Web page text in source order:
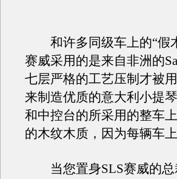
和许多同级车上的“假
赛威采用的是来自非洲的
七层严格的工艺压制才被
来制造优质的意大利小提
和中控台的所采用的整车
的木纹木质，因为每辆车
当您置身SLS赛威的总